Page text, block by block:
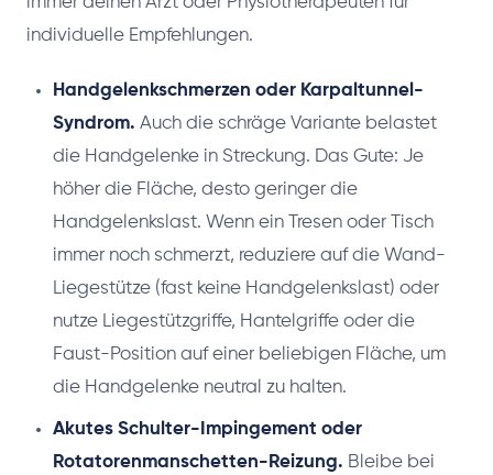
individuelle Empfehlungen.
Handgelenkschmerzen oder Karpaltunnel-
Syndrom. Auch die schräge Variante belastet
die Handgelenke in Streckung. Das Gute: Je
höher die Fläche, desto geringer die
Handgelenkslast. Wenn ein Tresen oder Tisch
immer noch schmerzt, reduziere auf die Wand-
Liegestütze (fast keine Handgelenkslast) oder
nutze Liegestützgriffe, Hantelgriffe oder die
Faust-Position auf einer beliebigen Fläche, um
die Handgelenke neutral zu halten.
Akutes Schulter-Impingement oder
Rotatorenmanschetten-Reizung. Bleibe bei